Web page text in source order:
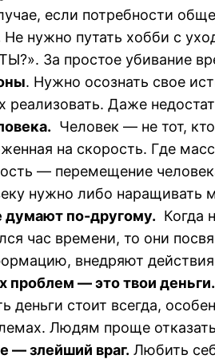
если потребности
Не нужно путать хобби с
За простое убивание
. Нужно осознать свое
реализовать. Даже
Человек — не тот,
на скорость. Где
— перемещение
нужно либо наращивать
по-другому. Когда
час времени, то они
внедряют
проблем — это твои деньги.
деньги стоит всегда,
Людям проще
— злейший враг. Любить